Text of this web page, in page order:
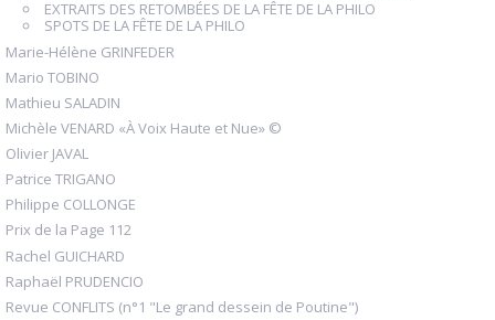
EXTRAITS DES RETOMBÉES DE LA FÊTE DE LA PHILO
SPOTS DE LA FÊTE DE LA PHILO
Marie-Hélène GRINFEDER
Mario TOBINO
Mathieu SALADIN
Michèle VENARD «À Voix Haute et Nue» ©
Olivier JAVAL
Patrice TRIGANO
Philippe COLLONGE
Prix de la Page 112
Rachel GUICHARD
Raphaël PRUDENCIO
Revue CONFLITS (n°1 "Le grand dessein de Poutine")